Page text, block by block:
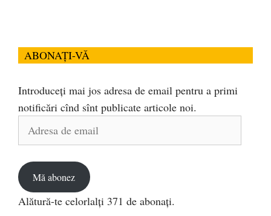
ABONAȚI-VĂ
Introduceți mai jos adresa de email pentru a primi
notificări cînd sînt publicate articole noi.
Adresa
Mă abonez
Alătură-te celorlalți 371 de abonați.